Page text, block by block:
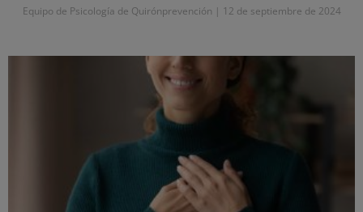
Equipo de Psicología de Quirónprevención 12 de septiembre de 2024